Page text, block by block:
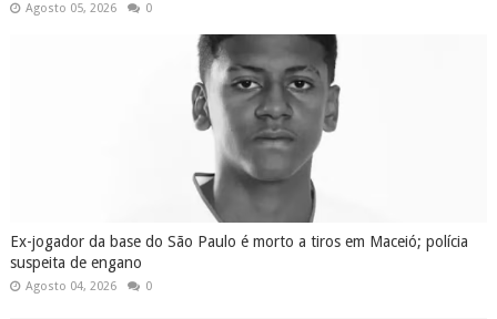
Agosto 05, 2026 0
Ex-jogador da base do São Paulo é morto a tiros em Maceió; polícia
suspeita de engano
Agosto 04, 2026 0